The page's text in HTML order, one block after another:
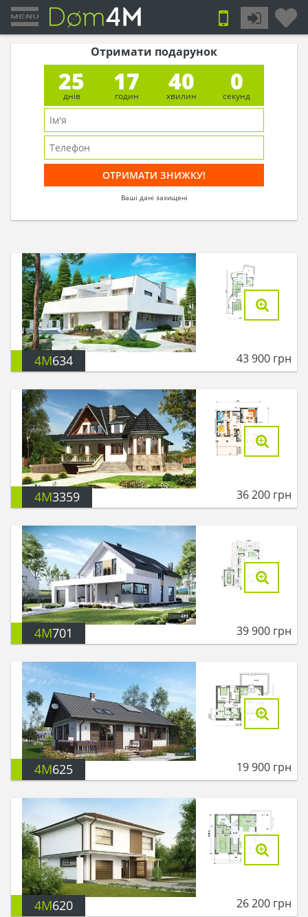
Отримати подарунок
25
днів
17
годин
40
хвилин
0
секунд
Ваші дані захищені
4M634 43 900 грн
4M3359 36 200 грн
4M701 39 900 грн
4M625 19 900 грн
4M620 26 200 грн